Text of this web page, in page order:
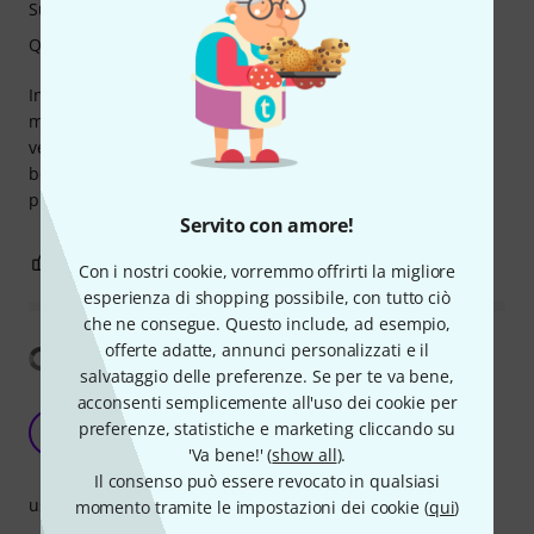
Servito con amore!
Con i nostri cookie, vorremmo offrirti la migliore
esperienza di shopping possibile, con tutto ciò
che ne consegue. Questo include, ad esempio,
offerte adatte, annunci personalizzati e il
salvataggio delle preferenze. Se per te va bene,
acconsenti semplicemente all'uso dei cookie per
preferenze, statistiche e marketing cliccando su
'Va bene!' (show all).
Il consenso può essere revocato in qualsiasi
momento tramite le impostazioni dei cookie (qui)
Incredible sound! The only minus point is the operating
manual, it is not very clear about the features. The air
ventilation slots on the top are a bit of a problem, spilled
beer on the amp and it died. Now been fixed by a
professional amp builder.
Suono
Qualità
5 SEGNALA UN ABUSO
Mostra traduzione
Würde ich ohne dich tun? lol
Engl Powerball II , Vee Review 09.02.2022
uso